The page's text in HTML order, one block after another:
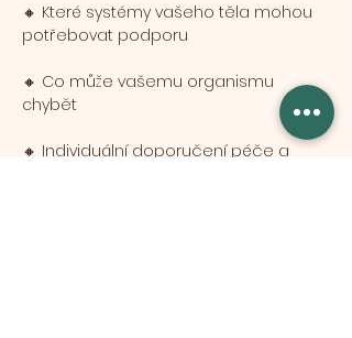
🔸 Které systémy vašeho těla mohou
potřebovat podporu
🔸 Co může vašemu organismu
chybět
🔸 Individuální doporučení péče a